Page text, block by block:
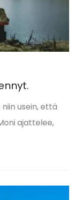
usein, että
ajattelee,
On asioita,…